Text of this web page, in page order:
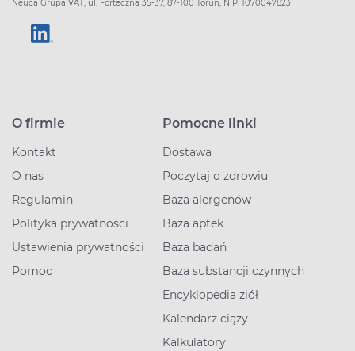
Neuca Grupa VAT, ul. Forteczna 35-37, 87-100 Toruń, NIP: 1070047823
O firmie
Kontakt
O nas
Regulamin
Polityka prywatności
Ustawienia prywatności
Pomoc
Pomocne linki
Dostawa
Poczytaj o zdrowiu
Baza alergenów
Baza aptek
Baza badań
Baza substancji czynnych
Encyklopedia ziół
Kalendarz ciąży
Kalkulatory